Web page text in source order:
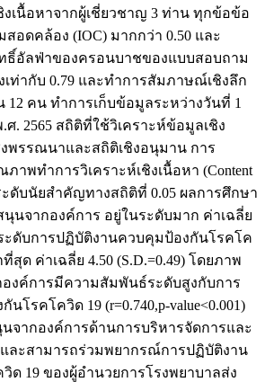
งเนื้อหาจากผู้เชี่ยวชาญ 3 ท่าน ทุกข้อข้อ
อดคล้อง (IOC) มากกว่า 0.50 และ
ธิ์อัลฟ่าของครอนบาชของแบบสอบถาม
ท่ากับ 0.79 และทำการสัมภาษณ์เชิงลึก
12 คน ทำการเก็บข้อมูลระหว่างวันที่ 1
. 2565 สถิติที่ใช้วิเคราะห์ข้อมูลเชิง
พรรณนาและสถิติเชิงอนุมาน การ
าพทำการวิเคราะห์เชิงเนื้อหา (Content
ะดับนัยสำคัญทางสถิติที่ 0.05 ผลการศึกษา
นจากองค์การ อยู่ในระดับมาก ค่าเฉลี่ย
ระดับการปฏิบัติงานควบคุมป้องกันโรคโค
สุด ค่าเฉลี่ย 4.50 (S.D.=0.49) โดยภาพ
งค์การมีความสัมพันธ์ระดับสูงกับการ
โรคโควิด 19 (r=0.740,p-value<0.001)
จากองค์การด้านการบริหารจัดการและ
ละสามารถร่วมพยากรณ์การปฏิบัติงาน
ด 19 ของผู้อำนวยการโรงพยาบาลส่ง